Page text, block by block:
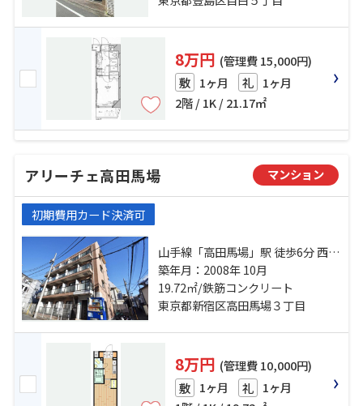
8万円 (管理費 15,000円)
敷 1ヶ月 礼 1ヶ月
2階 / 1K / 21.17㎡
アリーチェ高田馬場 マンション
初期費用カード決済可
山手線「高田馬場」駅 徒歩6分 西武
新宿線「下落合」駅 徒歩10分 副都
心線「西早稲田」駅 徒歩19分
築年月：2008年 10月
19.72㎡/鉄筋コンクリート
東京都新宿区高田馬場３丁目
8万円 (管理費 10,000円)
敷 1ヶ月 礼 1ヶ月